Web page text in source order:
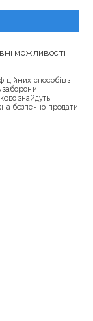
можливості
способів з
і
знайдуть
безпечно продати